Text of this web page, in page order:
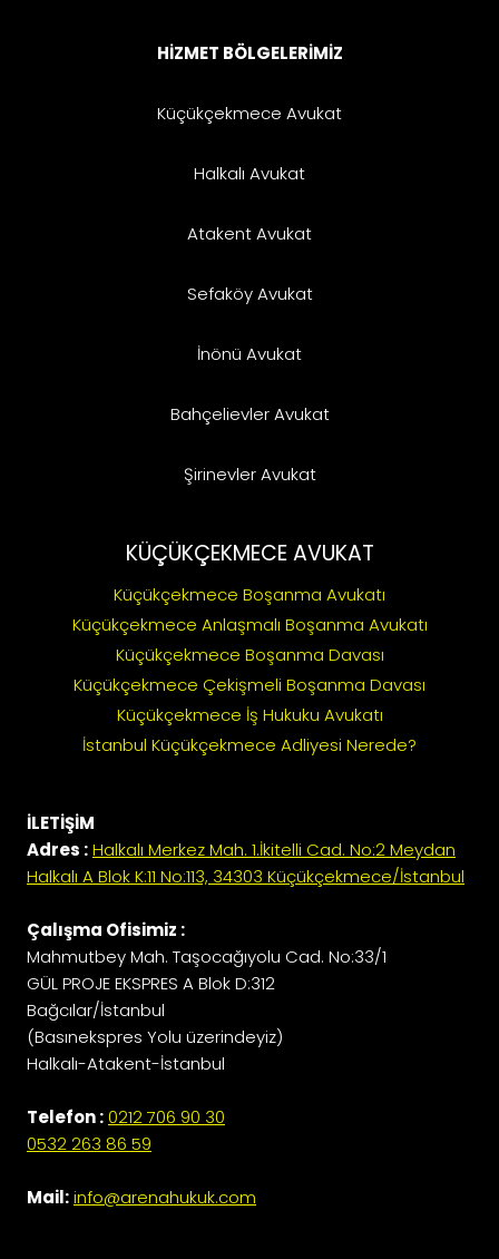
HİZMET BÖLGELERİMİZ
Küçükçekmece Avukat
Halkalı Avukat
Atakent Avukat
Sefaköy Avukat
İnönü Avukat
Bahçelievler Avukat
Şirinevler Avukat
KÜÇÜKÇEKMECE AVUKAT
Küçükçekmece Boşanma Avukatı
Küçükçekmece Anlaşmalı Boşanma Avukatı
Küçükçekmece Boşanma Davası
Küçükçekmece Çekişmeli Boşanma Davası
Küçükçekmece İş Hukuku Avukatı
İstanbul Küçükçekmece Adliyesi Nerede?
İLETİŞİM
Adres :Halkalı Merkez Mah. 1.İkitelli Cad. No:2 Meydan
Halkalı A Blok K:11 No:113, 34303 Küçükçekmece/İstanbul
Çalışma Ofisimiz :
Mahmutbey Mah. Taşocağıyolu Cad. No:33/1
GÜL PROJE EKSPRES A Blok D:312
Bağcılar/İstanbul
(Basınekspres Yolu üzerindeyiz)
Halkalı-Atakent-İstanbul
Telefon :0212 706 90 30
0532 263 86 59
Mail:info@arenahukuk.com